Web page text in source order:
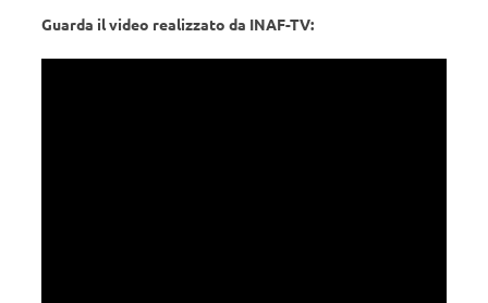
Guarda il video realizzato da INAF-TV: